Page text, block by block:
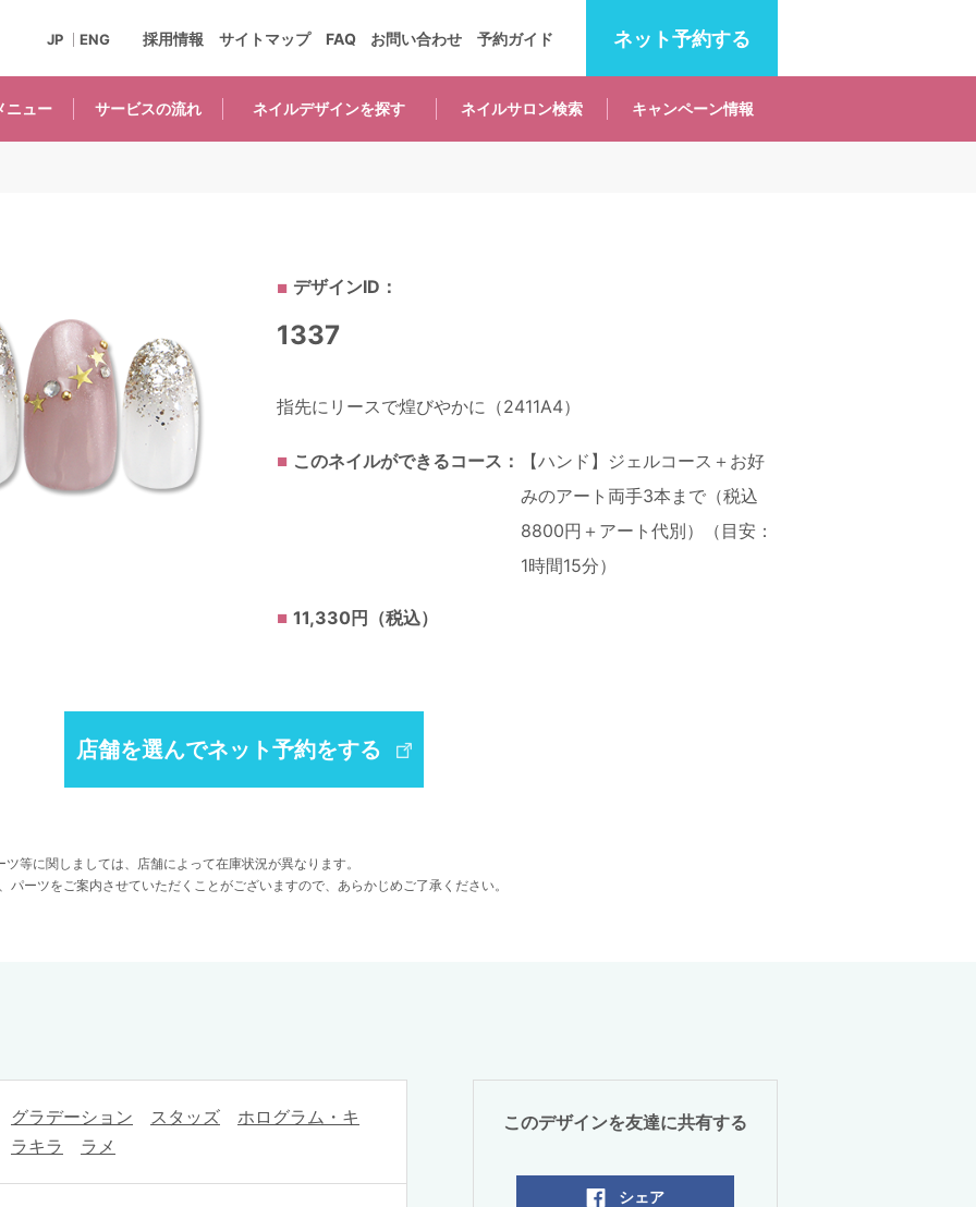
ネット予約する
ニュー サービスの流れ ネイルデザインを探す ネイルサロン検索 キャンペーン情報
採用情報 サイトマップ FAQ お問い合わせ 予約ガイド
JP ENG
デザインID：
1337
指先にリースで煌びやかに（2411A4）
このネイルができるコース：
【ハンド】ジェルコース＋お好
みのアート両手3本まで（税込
8800円＋アート代別）（目安：
1時間15分）
11,330円（税込）
店舗を選んでネット予約をする
等に関しましては、店舗によって在庫状況が異なります。
ーツをご案内させていただくことがございますので、あらかじめご了承ください。
グラデーション スタッズ
ホログラム・キ
ラキラ
ラメ
このデザインを友達に共有する
シェア